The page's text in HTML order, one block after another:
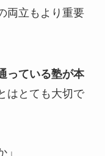
両立もより重要
っている塾が本
はとても大切で